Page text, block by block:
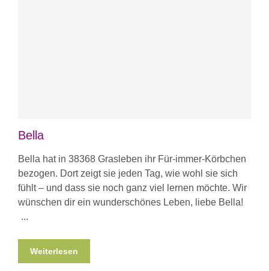
Bella
Bella hat in 38368 Grasleben ihr Für-immer-Körbchen
bezogen. Dort zeigt sie jeden Tag, wie wohl sie sich
fühlt – und dass sie noch ganz viel lernen möchte. Wir
wünschen dir ein wunderschönes Leben, liebe Bella!
Weiterlesen